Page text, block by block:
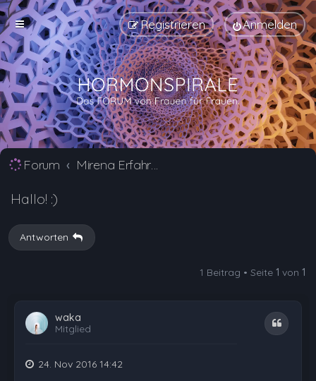
Anmelden
Registrieren
Forum Mirena Erfahrungsberichte und Nebenwirkungen
Hallo! :)
Antworten
1 Beitrag • Seite 1 von 1
waka
Mitglied
Zitat
24. Nov 2016 14:42